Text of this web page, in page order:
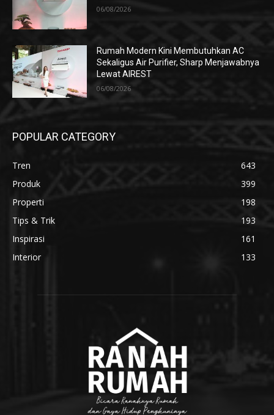
06/08/2026
Rumah Modern Kini Membutuhkan AC
Sekaligus Air Purifier, Sharp Menjawabnya
Lewat AIREST
06/08/2026
POPULAR CATEGORY
Tren
643
Produk
399
Properti
198
Tips & Trik
193
Inspirasi
161
Interior
133